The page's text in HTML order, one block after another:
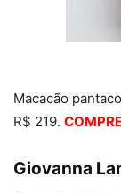
Macacão
R$ 219.
Giovanna